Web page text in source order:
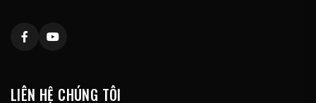
LIÊN HỆ CHÚNG TÔI